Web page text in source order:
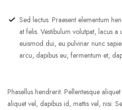
Sed lectus. Praesent elementum
at felis. Vestibulum volutpat, lacus
euismod dui, eu pulvinar nunc
arcu, dapibus eu, fermentum et,
Phasellus hendrerit. Pellentesque
aliquet vel, dapibus id, mattis vel, nisi.